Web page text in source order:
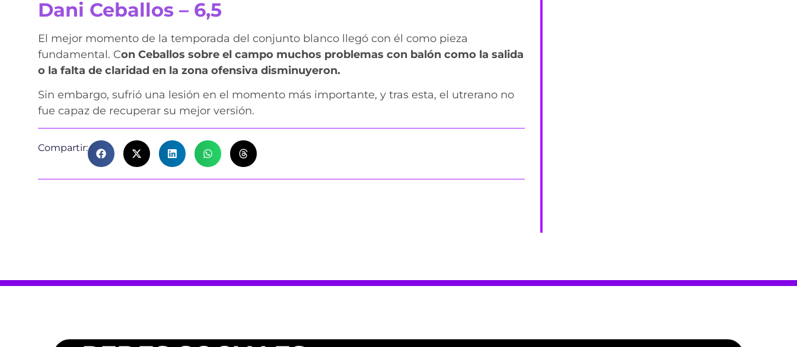
Dani Ceballos – 6,5
El mejor momento de la temporada del conjunto blanco llegó con él como pieza
fundamental. Con Ceballos sobre el campo muchos problemas con balón como la salida
o la falta de claridad en la zona ofensiva disminuyeron.
Sin embargo, sufrió una lesión en el momento más importante, y tras esta, el utrerano no
fue capaz de recuperar su mejor versión.
Compartir: